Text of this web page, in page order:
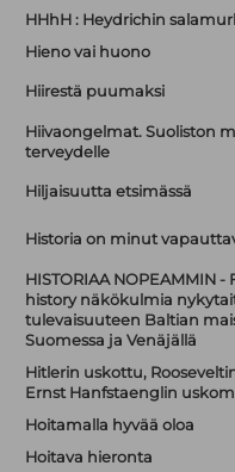
HHhH : Heydrichin
Hieno vai huono
Hiirestä puumaksi
Hiivaongelmat. Suoliston
terveydelle
Hiljaisuutta etsimässä
Historia on minut
HISTORIAA NOPEAMMIN -
history näkökulmia
tulevaisuuteen Baltian
Suomessa ja Venäjällä
Hitlerin uskottu,
Ernst Hanfstaenglin
Hoitamalla hyvää oloa
Hoitava hieronta